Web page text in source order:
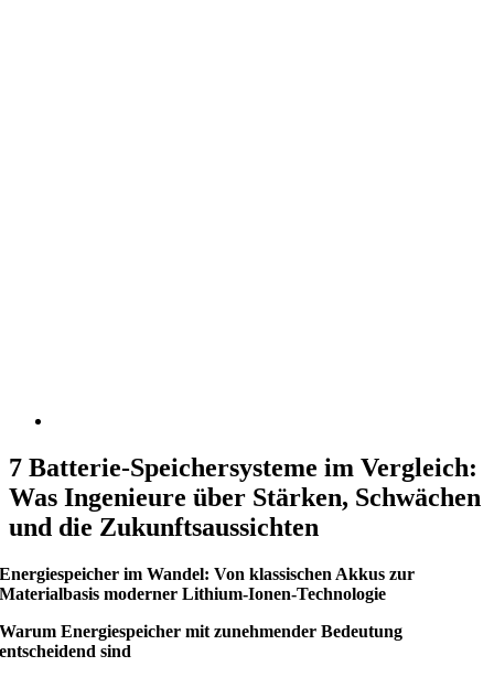
7 Batterie-Speichersysteme im Vergleich:
Was Ingenieure über Stärken, Schwächen
und die Zukunftsaussichten
Energiespeicher im Wandel: Von klassischen Akkus zur
Materialbasis moderner Lithium-Ionen-Technologie
Warum Energiespeicher mit zunehmender Bedeutung
entscheidend sind